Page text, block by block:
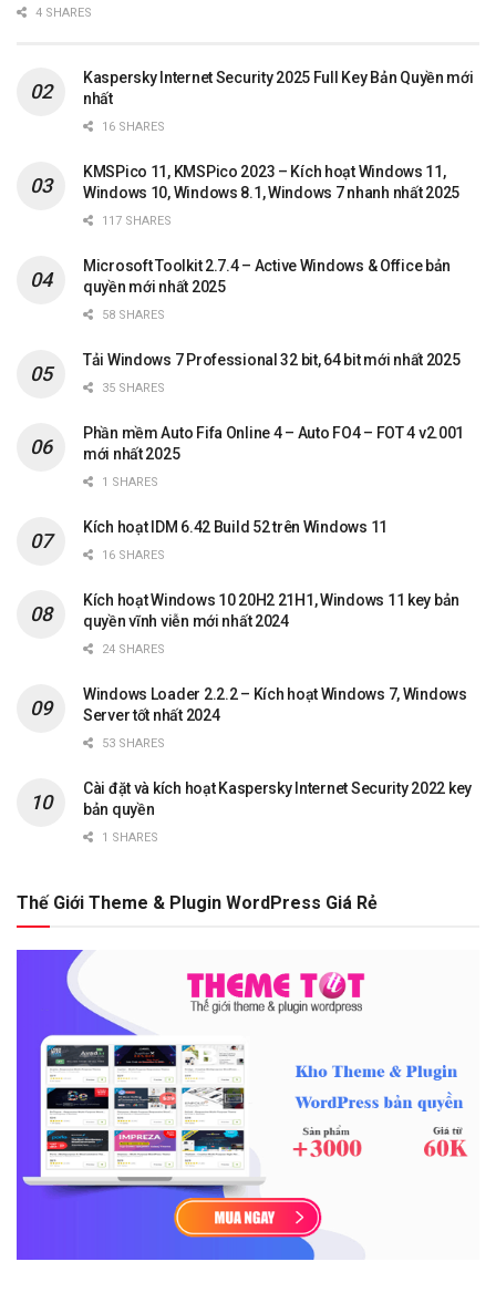
4 SHARES
Kaspersky Internet Security 2025 Full Key Bản Quyền mới
nhất
16 SHARES
KMSPico 11, KMSPico 2023 – Kích hoạt Windows 11,
Windows 10, Windows 8.1, Windows 7 nhanh nhất 2025
117 SHARES
Microsoft Toolkit 2.7.4 – Active Windows & Office bản
quyền mới nhất 2025
58 SHARES
Tải Windows 7 Professional 32 bit, 64 bit mới nhất 2025
35 SHARES
Phần mềm Auto Fifa Online 4 – Auto FO4 – FOT 4 v2.001
mới nhất 2025
1 SHARES
Kích hoạt IDM 6.42 Build 52 trên Windows 11
16 SHARES
Kích hoạt Windows 10 20H2 21H1, Windows 11 key bản
quyền vĩnh viễn mới nhất 2024
24 SHARES
Windows Loader 2.2.2 – Kích hoạt Windows 7, Windows
Server tốt nhất 2024
53 SHARES
Cài đặt và kích hoạt Kaspersky Internet Security 2022 key
bản quyền
1 SHARES
Thế Giới Theme & Plugin WordPress Giá Rẻ